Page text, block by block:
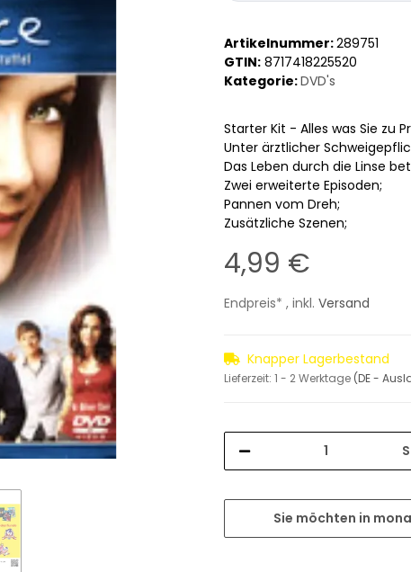
Artikelnummer:289751
GTIN: 8717418225520
Kategorie:DVD's
Starter Kit - Alles was Sie zu
Unter ärztlicher
Das Leben durch die Linse
Zwei erweiterte Episoden;
Pannen vom Dreh;
Zusätzliche Szenen;
4,99 €
Endpreis* , inkl. Versand
Knapper Lagerbestand
Lieferzeit: 1 - 2 Werktage (DE -
Sie möchten in